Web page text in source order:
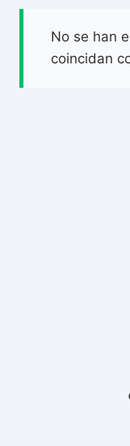
No se han
coincidan